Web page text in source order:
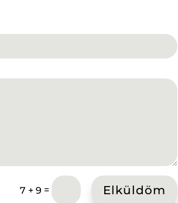
7 + 9 = Elküldöm